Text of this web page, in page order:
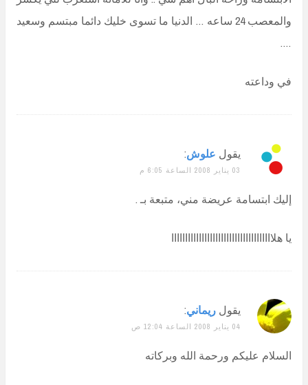
والمعصب 24 ساعه … الدنيا ما تسوى خليك دائما مبتسم وسعيد
….
في وداعته
يقول علوش:
03 يناير 2008 الساعة 6:05 م
إليك ابتسامة عريضة مني، متبعة بـ .
يا هلااااااااااااااااااااااااااااااااااااا
يقول ريماني:
04 يناير 2008 الساعة 12:04 ص
السلام عليكم ورحمة الله وبركاته